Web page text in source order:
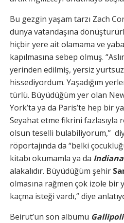
Bu gezgin yaşam tarzı Zach
dünya vatandaşına
hiçbir yere ait olamama ve
kapılmasına sebep olmuş.
yerinden edilmiş, yersiz
hissediyordum. Yaşadığım
türlü. Büyüdüğüm yer olan
York’ta ya da Paris’te hep bir
Seyahat etme fikrini fazlasıyla
olsun teselli bulabiliyorum,”
röportajında da “belki
kitabı okumamla ya da
alakalıdır. Büyüdüğüm şehir
olmasına rağmen çok izole bir
kaçma isteği vardı,” diye
Beirut’un son albümü Gallipoli